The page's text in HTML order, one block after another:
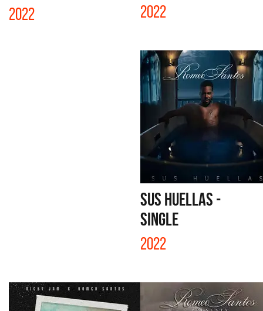
2022 2022
SUS HUELLAS -
SINGLE
2022